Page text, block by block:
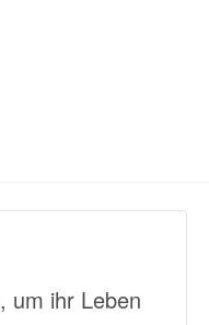
um ihr Leben